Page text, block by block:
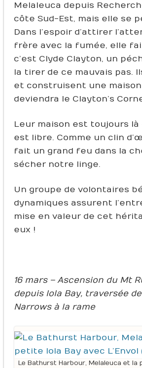
Melaleuca depuis
côte Sud-Est, mais elle se
Dans l’espoir d’attirer
frère avec la fumée, elle
c’est Clyde Clayton, un
la tirer de ce mauvais pas.
et construisent une maison
deviendra le Clayton’s
Leur maison est toujours là
est libre. Comme un clin
fait un grand feu dans la
sécher notre linge.
Un groupe de volontaires
dynamiques assurent
mise en valeur de cet
eux !
16 mars – Ascension du Mt
depuis Iola Bay, traversée
Narrows à la rame
Le Bathurst Harbour, Melaleuca et la